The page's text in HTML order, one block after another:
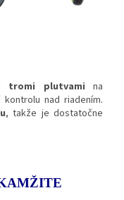
tromi plutvami na
nad riadením.
, takže je dostatočne